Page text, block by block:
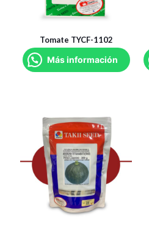
Tomate TYCF-1102
Más información